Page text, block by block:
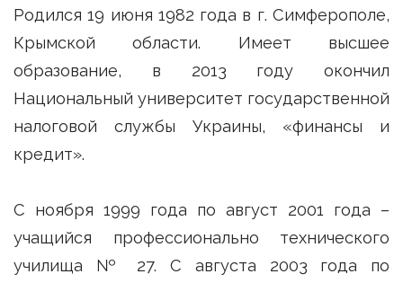
Родился 19 июня 1982 года в г. Симферополе,
Крымской области. Имеет высшее
образование, в 2013 году окончил
Национальный университет государственной
налоговой службы Украины, «финансы и
кредит».
С ноября 1999 года по август 2001 года –
учащийся профессионально технического
училища № 27. С августа 2003 года по